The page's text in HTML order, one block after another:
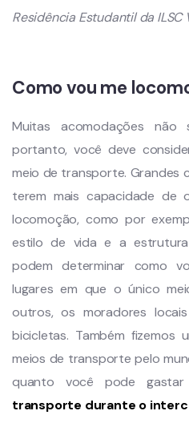
Residência Estudantil da ILSC
Como vou me
Muitas acomodações não
portanto, você deve
meio de transporte. Grandes
terem mais capacidade de
locomoção, como por
estilo de vida e a
podem determinar como
lugares em que o único
outros, os moradores
bicicletas. Também fizemos
meios de transporte pelo
quanto você pode
transporte durante o